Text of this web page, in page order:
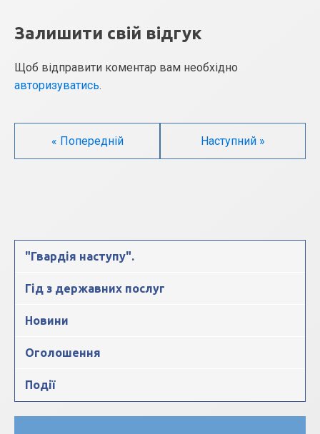
Залишити свій відгук
Щоб відправити коментар вам необхідно
авторизуватись.
« Попередній Наступний »
"Гвардія наступу".
Гід з державних послуг
Новини
Оголошення
Події